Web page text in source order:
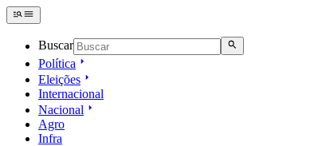
Buscar
Política
Eleições
Internacional
Nacional
Agro
Infra